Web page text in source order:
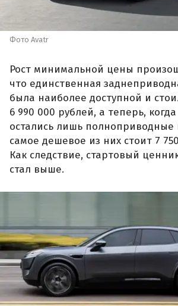
Фото Avatr
Рост минимальной цены
что единственная
была наиболее доступной и
6 990 000 рублей, а теперь,
остались лишь полноприводные
самое дешевое из них стоит 7
Как следствие, стартовый
стал выше.